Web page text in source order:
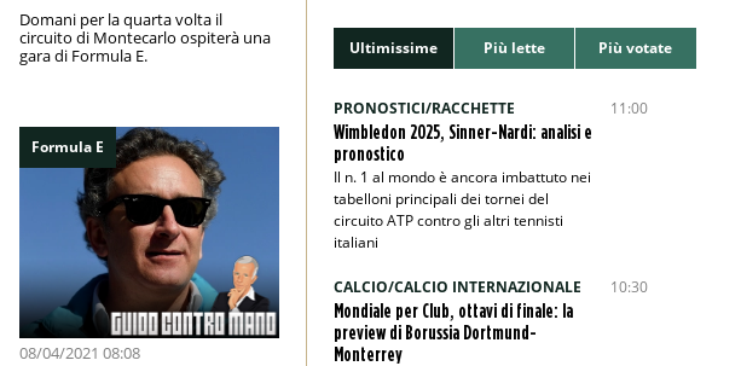
Domani per la quarta volta il
circuito di Montecarlo ospiterà una
gara di Formula E.
Formula E
08/04/2021 08:08
Ultimissime Più lette Più votate
PRONOSTICI/RACCHETTE
Wimbledon 2025, Sinner-Nardi: analisi e
pronostico
Il n. 1 al mondo è ancora imbattuto nei
tabelloni principali dei tornei del
circuito ATP contro gli altri tennisti
italiani
11:00
CALCIO/CALCIO INTERNAZIONALE
Mondiale per Club, ottavi di finale: la
preview di Borussia Dortmund-
Monterrey
10:30